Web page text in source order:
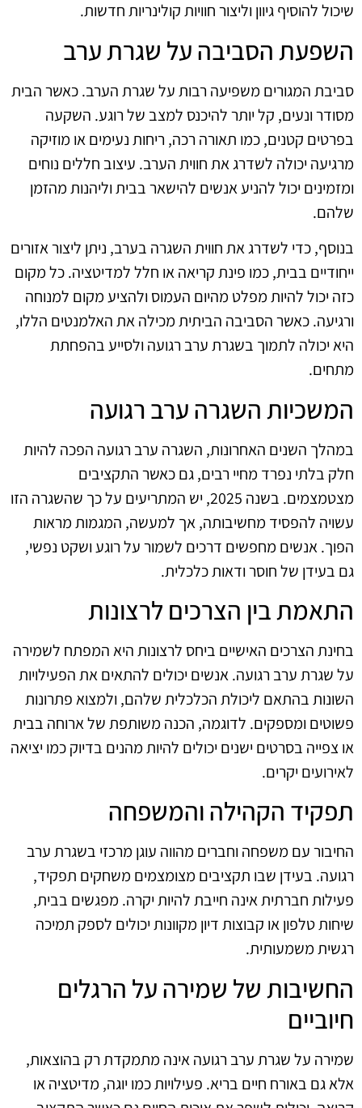
שיכול להוסיף גיוון וליצור חוויות קולינריות חדשות.
השפעת הסביבה על שגרת ערב
סביבת המגורים משפיעה רבות על שגרת הערב. כאשר הבית
מסודר ונעים, קל יותר להיכנס למצב של רוגע. השקעה
בפרטים קטנים, כמו תאורה רכה, ריחות נעימים או מוזיקה
מרגיעה יכולה לשדרג את חווית הערב. עיצוב חללים נוחים
ומזמינים יכול להניע אנשים להישאר בבית וליהנות מהזמן
שלהם.
בנוסף, כדי לשדרג את חווית השגרה בערב, ניתן ליצור אזורים
ייחודיים בבית, כמו פינת קריאה או חלל למדיטציה. כל מקום
כזה יכול להיות מפלט מהיום העמוס ולהציע מקום למנוחה
ורגיעה. כאשר הסביבה הביתית מכילה את האלמנטים הללו,
היא יכולה לתמוך בשגרת ערב רגועה ולסייע בהפחתת
מתחים.
המשכיות השגרה ערב רגועה
במהלך השנים האחרונות, השגרה ערב רגועה הפכה להיות
חלק בלתי נפרד מחיי רבים, גם כאשר התקציבים
מצטמצמים. בשנה 2025, יש המתריעים על כך שהשגרה הזו
עשויה להפסיד מחשיבותה, אך למעשה, המגמות מראות
הפוך. אנשים מחפשים דרכים לשמור על רוגע ושקט נפשי,
גם בעידן של חוסר ודאות כלכלית.
התאמת בין הצרכים לרצונות
בחינת הצרכים האישיים ביחס לרצונות היא המפתח לשמירה
על שגרת ערב רגועה. אנשים יכולים להתאים את הפעילויות
השונות בהתאם ליכולת הכלכלית שלהם, ולמצוא פתרונות
פשוטים ומספקים. לדוגמה, הכנה משותפת של ארוחה בבית
או צפייה בסרטים ישנים יכולים להיות מהנים בדיוק כמו יציאה
לאירועים יקרים.
תפקיד הקהילה והמשפחה
החיבור עם משפחה וחברים מהווה עוגן מרכזי בשגרת ערב
רגועה. בעידן שבו תקציבים מצומצמים משחקים תפקיד,
פעילות חברתית אינה חייבת להיות יקרה. מפגשים בבית,
שיחות טלפון או קבוצות דיון מקוונות יכולים לספק תמיכה
רגשית משמעותית.
החשיבות של שמירה על הרגלים
חיוביים
שמירה על שגרת ערב רגועה אינה מתמקדת רק בהוצאות,
אלא גם באורח חיים בריא. פעילויות כמו יוגה, מדיטציה או